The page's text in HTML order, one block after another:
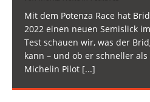
Mit dem Potenza Race hat
2022 einen neuen Semislick
Test schauen wir, was der
kann – und ob er schneller
Michelin Pilot [...]